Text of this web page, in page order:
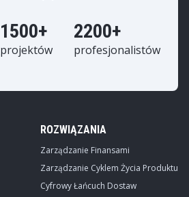
1500+
projektów
2200+
profesjonalistów
ROZWIĄZANIA
Zarządzanie Finansami
Zarządzanie Cyklem Życia Produktu
Cyfrowy Łańcuch Dostaw